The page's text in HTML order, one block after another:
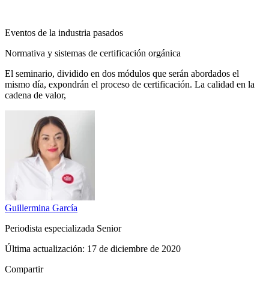
Eventos de la industria pasados
Normativa y sistemas de certificación orgánica
El seminario, dividido en dos módulos que serán abordados el
mismo día, expondrán el proceso de certificación. La calidad en la
cadena de valor,
Guillermina García
Periodista especializada Senior
Última actualización: 17 de diciembre de 2020
Compartir